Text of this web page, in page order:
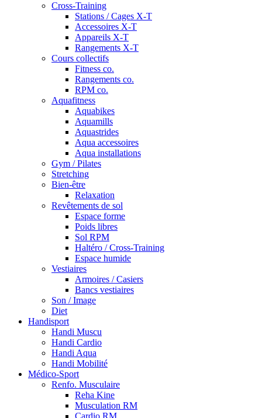
Cross-Training
Stations / Cages X-T
Accessoires X-T
Appareils X-T
Rangements X-T
Cours collectifs
Fitness co.
Rangements co.
RPM co.
Aquafitness
Aquabikes
Aquamills
Aquastrides
Aqua accessoires
Aqua installations
Gym / Pilates
Stretching
Bien-être
Relaxation
Revêtements de sol
Espace forme
Poids libres
Sol RPM
Haltéro / Cross-Training
Espace humide
Vestiaires
Armoires / Casiers
Bancs vestiaires
Son / Image
Diet
Handisport
Handi Muscu
Handi Cardio
Handi Aqua
Handi Mobilité
Médico-Sport
Renfo. Musculaire
Reha Kine
Musculation RM
Cardio RM